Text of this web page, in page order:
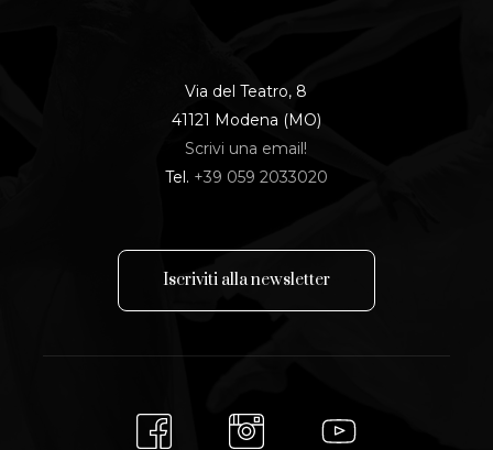
Via del Teatro, 8
41121 Modena (MO)
Scrivi una email!
Tel. +39 059 2033020
Iscriviti allanewsletter